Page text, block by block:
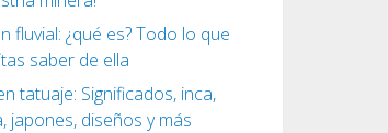
fluvial: ¿qué es? Todo lo que
saber de ella
tatuaje: Significados, inca,
japones, diseños y más